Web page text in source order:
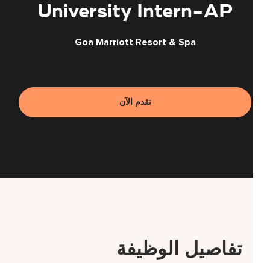
University Intern-AP
Goa Marriott Resort & Spa
تقدم الآن
تفاصيل الوظيفة